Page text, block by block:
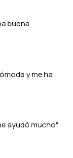
buena
y me ha
ayudó mucho"